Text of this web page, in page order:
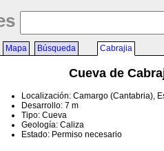
Mapa Búsqueda Cabrajia
Cueva de
Localización: Camargo (Cantabria),
Desarrollo: 7 m
Tipo: Cueva
Geología: Caliza
Estado: Permiso necesario